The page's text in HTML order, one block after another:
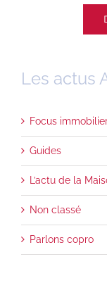
Les actus
Focus
Guides
L’actu de la
Non classé
Parlons copro